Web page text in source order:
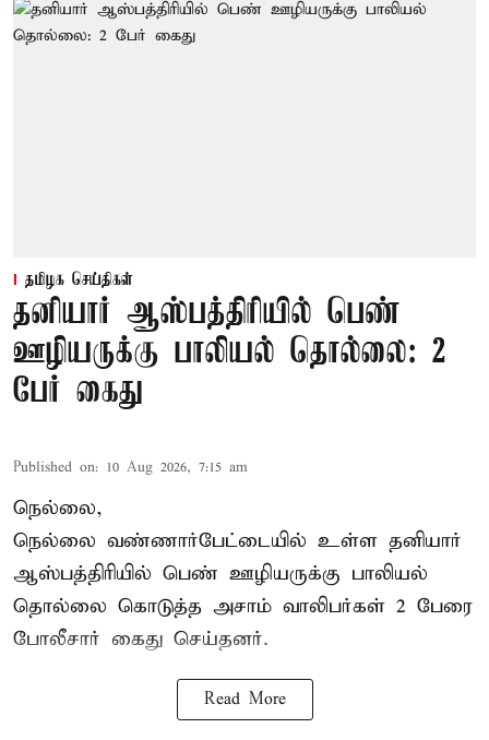
தமிழக செய்திகள்
தனியார் ஆஸ்பத்திரியில் பெண்
ஊழியருக்கு பாலியல் தொல்லை: 2
பேர் கைது
Published on: 10 Aug 2026, 7:15 am
நெல்லை,
நெல்லை வண்ணார்பேட்டையில் உள்ள தனியார்
ஆஸ்பத்திரியில் பெண் ஊழியருக்கு பாலியல்
தொல்லை கொடுத்த அசாம் வாலிபர்கள் 2 பேரை
போலீசார் கைது செய்தனர்.
Read More